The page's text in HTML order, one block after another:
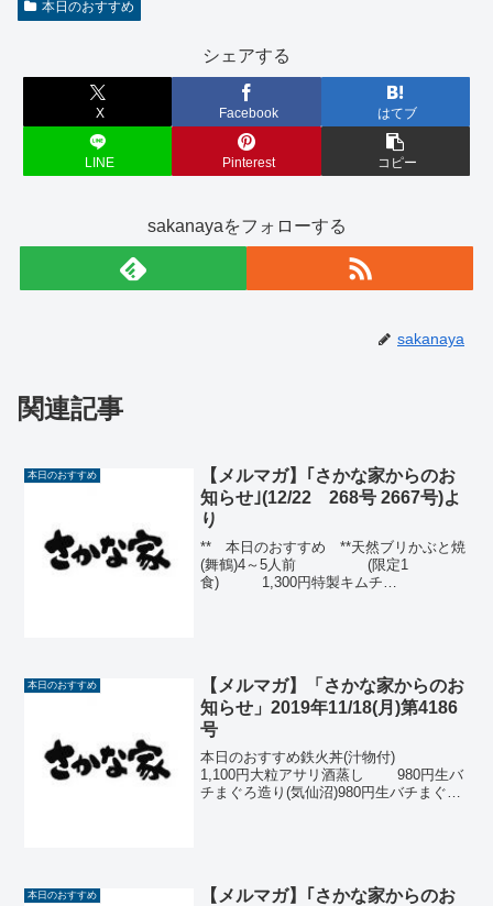
本日のおすすめ
シェアする
X Facebook はてブ
LINE Pinterest コピー
sakanayaをフォローする
sakanaya
関連記事
本日のおすすめ
【メルマガ】｢さかな家からのお
知らせ｣(12/22 268号 2667号)よ
り
** 本日のおすすめ **天然ブリかぶと焼
(舞鶴)4～5人前 (限定1
食) 1,300円特製キムチ
本日のおすすめ
【メルマガ】「さかな家からのお
知らせ」2019年11/18(月)第4186
号
本日のおすすめ鉄火丼(汁物付)
1,100円大粒アサリ酒蒸し 980円生バ
チまぐろ造り(気仙沼)980円生バチまぐろ
本日のおすすめ
【メルマガ】｢さかな家からのお